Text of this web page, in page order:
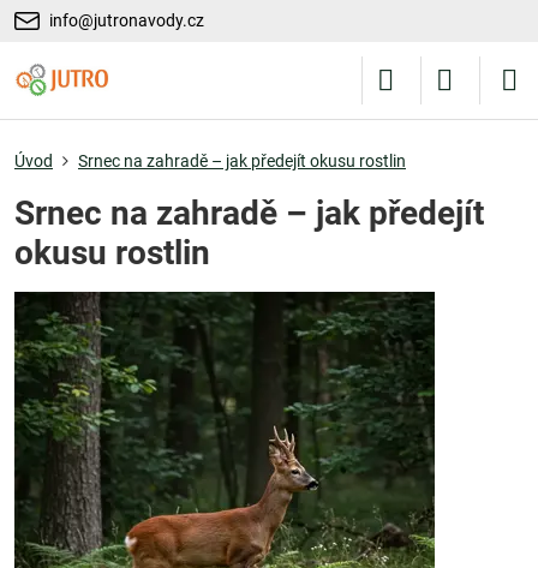
info@jutronavody.cz
Úvod Srnec na zahradě – jak předejít okusu rostlin
Srnec na zahradě – jak předejít
okusu rostlin